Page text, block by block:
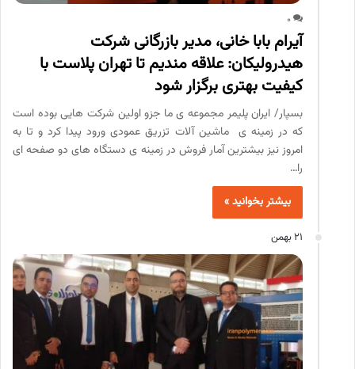
0
آیرام بابا خانی، مدیر بازرگانی شرکت
هیدرولیکان: علاقه مندیم تا تهران پلاست با
کیفیت بهتری برگزار شود
بسپار/ ایران پلیمر مجموعه ی ما جزو اولین شرکت هایی بوده است
که در زمینه ی ماشین آلات تزریق عمودی ورود پیدا کرد و تا به
امروز نیز بیشترین آمار فروش در زمینه ی دستگاه های دو صفحه ای
را…
بیشتر بخوانید »
21 بهمن